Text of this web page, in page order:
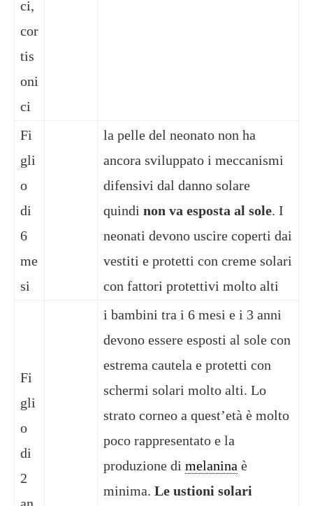
ci,
cor
tis
oni
ci
Fi
gli
o
di
6
me
si
la pelle del neonato non ha
ancora sviluppato i meccanismi
difensivi dal danno solare
quindi non va esposta al sole. I
neonati devono uscire coperti dai
vestiti e protetti con creme solari
con fattori protettivi molto alti
Fi
gli
o
di
2
i bambini tra i 6 mesi e i 3 anni
devono essere esposti al sole con
estrema cautela e protetti con
schermi solari molto alti. Lo
strato corneo a quest’età è molto
poco rappresentato e la
produzione di melanina è
minima. Le ustioni solari